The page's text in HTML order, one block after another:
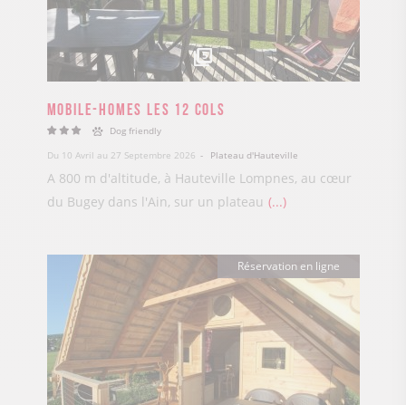
5
Mobile-homes Les 12 Cols
Dog friendly
Du 10 Avril au 27 Septembre 2026
Plateau d'Hauteville
A 800 m d'altitude, à Hauteville Lompnes, au cœur
du Bugey dans l'Ain, sur un plateau ...
Réservation en ligne